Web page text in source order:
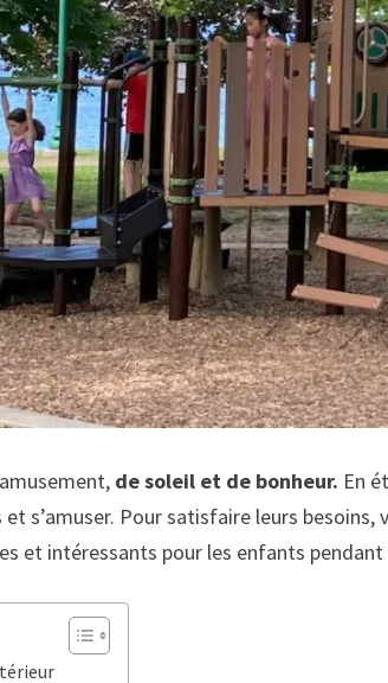
de soleil et de bonheur. En
s’amuser. Pour satisfaire leurs
et intéressants pour les enfants